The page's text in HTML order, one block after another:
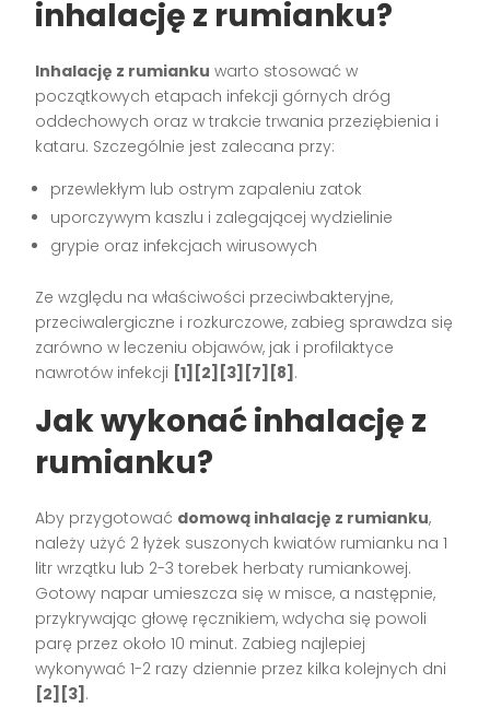
inhalację z rumianku?
Inhalację z rumianku warto stosować w
początkowych etapach infekcji górnych dróg
oddechowych oraz w trakcie trwania przeziębienia i
kataru. Szczególnie jest zalecana przy:
przewlekłym lub ostrym zapaleniu zatok
uporczywym kaszlu i zalegającej wydzielinie
grypie oraz infekcjach wirusowych
Ze względu na właściwości przeciwbakteryjne,
przeciwalergiczne i rozkurczowe, zabieg sprawdza się
zarówno w leczeniu objawów, jak i profilaktyce
nawrotów infekcji [1][2][3][7][8] .
Jak wykonać inhalację z
rumianku?
Aby przygotować domową inhalację z rumianku,
należy użyć 2 łyżek suszonych kwiatów rumianku na 1
litr wrzątku lub 2-3 torebek herbaty rumiankowej.
Gotowy napar umieszcza się w misce, a następnie,
przykrywając głowę ręcznikiem, wdycha się powoli
parę przez około 10 minut. Zabieg najlepiej
wykonywać 1-2 razy dziennie przez kilka kolejnych dni
[2][3] .